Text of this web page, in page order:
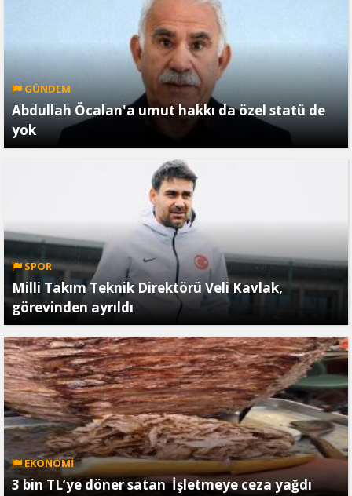
GÜNDEM
Abdullah Öcalan'a umut hakkı da özel statü de
yok
SPOR
Milli Takım Teknik Direktörü Veli Kavlak,
görevinden ayrıldı
EKONOMİ
3 bin TL’ye döner satan İşletmeye ceza yağdı